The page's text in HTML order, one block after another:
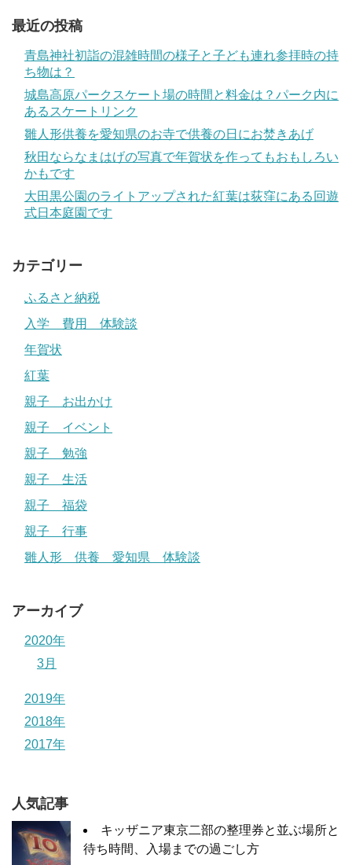
最近の投稿
青島神社初詣の混雑時間の様子と子ども連れ参拝時の持
ち物は？
城島高原パークスケート場の時間と料金は？パーク内に
あるスケートリンク
雛人形供養を愛知県のお寺で供養の日にお焚きあげ
秋田ならなまはげの写真で年賀状を作ってもおもしろい
かもです
大田黒公園のライトアップされた紅葉は荻窪にある回遊
式日本庭園です
カテゴリー
ふるさと納税
入学 費用 体験談
年賀状
紅葉
親子 お出かけ
親子 イベント
親子 勉強
親子 生活
親子 福袋
親子 行事
雛人形 供養 愛知県 体験談
アーカイブ
2020年
3月
2019年
2018年
2017年
人気記事
キッザニア東京二部の整理券と並ぶ場所と
待ち時間、入場までの過ごし方